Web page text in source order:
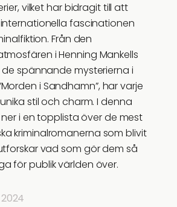
vilket har bidragit till att
fascinationen
Från den
i Henning Mankells
de spännande mysterierna i
i Sandhamn”, har varje
stil och charm. I denna
ner i en topplista över de mest
kriminalromanerna som blivit
vad som gör dem så
för publik världen över.